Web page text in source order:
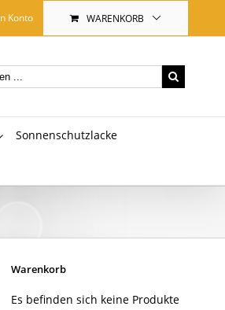
Konto WARENKORB
Sonnenschutzlacke
Warenkorb
Es befinden sich keine Produkte